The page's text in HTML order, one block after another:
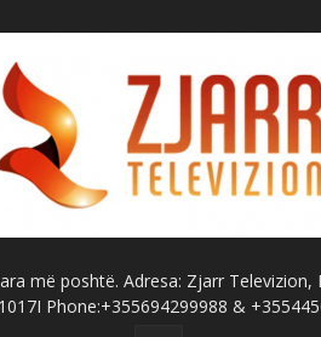
më poshtë. Adresa: Zjarr Televizion,
Phone:+355694299988 &